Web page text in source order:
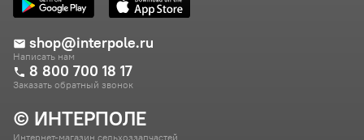
© ИНТЕРПОЛЕ
Интернет-магазин сельхоззапчастей
shop@interpole.ru
Написать нам
8 800 700 18 17
Заказать обратный звонок